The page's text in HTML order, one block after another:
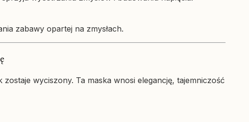
zabawy opartej na zmysłach.
wyciszony. Ta maska wnosi elegancję, tajemniczość